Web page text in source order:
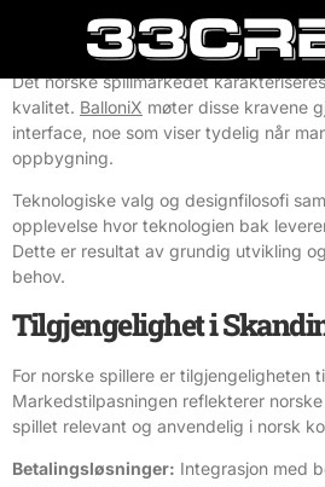
Ekspertanalyse
Det norske spillmarkedet
kvalitet. BalloniX møter disse kravene
interface, noe som viser tydelig når
oppbygning.
Teknologiske valg og designfilosofi
opplevelse hvor teknologien bak
Dette er resultat av grundig utvikling
behov.
Tilgjengelighet i
For norske spillere er tilgjengeligheten
Markedstilpasningen reflekterer
spillet relevant og anvendelig i norsk
Betalingsløsninger: Integrasjon med